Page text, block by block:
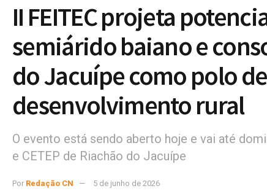
II FEITEC projeta
semiárido baiano e
do Jacuípe como polo
desenvolvimento rural
O evento está sendo aberto hoje e vai até
e CETEP de Riachão do Jacuípe
Por Redação CN 5 de junho de 2026